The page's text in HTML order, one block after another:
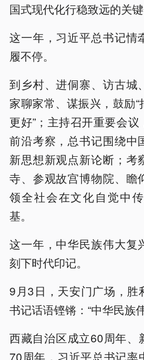
国式现代化行稳致远的关键
这一年，习近平总书记情
履不停。
到乡村、进侗寨、访古城
家聊家常、谋振兴，鼓励
更好”；主持召开重要会
前沿考察，总书记围绕中
新思想新观点新论断；考
寺、参观故宫博物院、瞻
领全社会在文化自觉中
基。
这一年，中华民族伟大复
刻下时代印记。
9月3日，天安门广场，胜
书记话语铿锵：“中华民族
西藏自治区成立60周年、
70周年，习近平总书记率